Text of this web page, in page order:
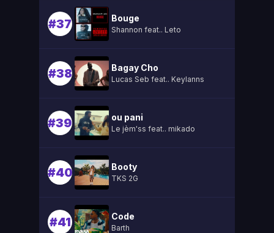
#37 Bouge
Shannon feat.. Leto
#38 Bagay Cho
Lucas Seb feat.. Keylanns
#39 ou pani
Le jèm'ss feat.. mikado
#40 Booty
TKS 2G
#41 Code
Barth